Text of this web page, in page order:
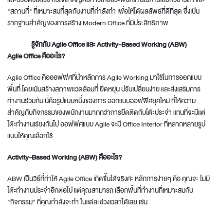
"สถานที่" ที่เหมาะสมที่สุดกับงานที่กำลังทำ เพื่อให้ได้ผลลัพธ์ที่ดีที่สุด ซึ่งเป็น
รากฐานสำคัญของการสร้าง Modern Office ที่มีประสิทธิภาพ
รู้จักกับ Agile Office และ Activity-Based Working (ABW)
Agile Office คืออะไร?
Agile Office คือออฟฟิศที่นำหลักการ Agile Working มาใช้ในการออกแบบ
พื้นที่ โดยเน้นสร้างสภาพแวดล้อมที่ ยืดหยุ่น ปรับเปลี่ยนง่าย และส่งเสริมการ
ทำงานร่วมกัน นี่คือรูปแบบหนึ่งของการ ออกแบบออฟฟิศยุคใหม่ ที่ให้ความ
สำคัญกับกิจกรรมของพนักงานมากกว่าการยึดติดกับโต๊ะประจำ แทนที่จะมีแต่
โต๊ะทำงานเรียงกันไป ออฟฟิศแบบ Agile จะมี Office Interior ที่หลากหลายรูป
แบบให้คุณเลือกใช้
Activity-Based Working (ABW) คืออะไร?
ABW เป็นวิธีที่ทำให้ Agile Office เกิดขึ้นได้จริงค่ะ หลักการง่ายๆ คือ คุณจะ ไม่มี
โต๊ะทำงานประจำอีกต่อไป แต่คุณสามารถ เลือกพื้นที่ทำงานที่เหมาะสมกับ
"กิจกรรม" ที่คุณกำลังจะทำ ในแต่ละช่วงเวลาได้เลย เช่น